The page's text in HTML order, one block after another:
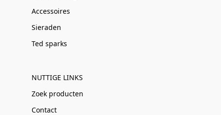
Accessoires
Sieraden
Ted sparks
NUTTIGE LINKS
Zoek producten
Contact